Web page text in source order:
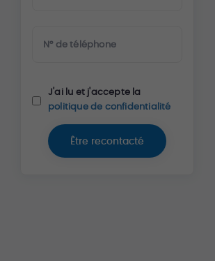
N° de téléphone
J'ai lu et j'accepte la
politique de confidentialité
Être recontacté